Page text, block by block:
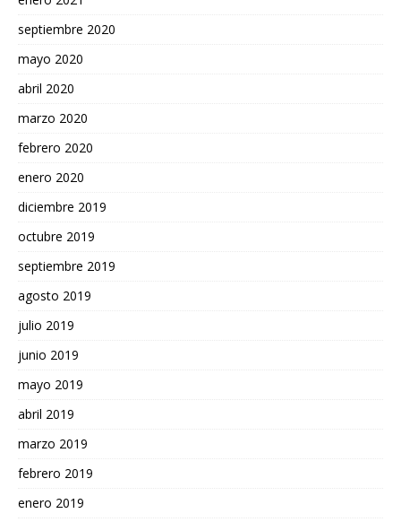
septiembre 2020
mayo 2020
abril 2020
marzo 2020
febrero 2020
enero 2020
diciembre 2019
octubre 2019
septiembre 2019
agosto 2019
julio 2019
junio 2019
mayo 2019
abril 2019
marzo 2019
febrero 2019
enero 2019